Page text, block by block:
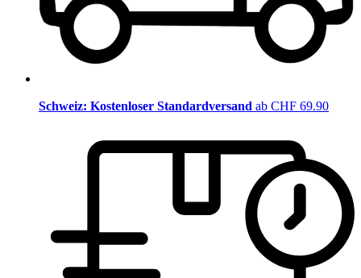
Schweiz: Kostenloser Standardversand ab CHF 69.90